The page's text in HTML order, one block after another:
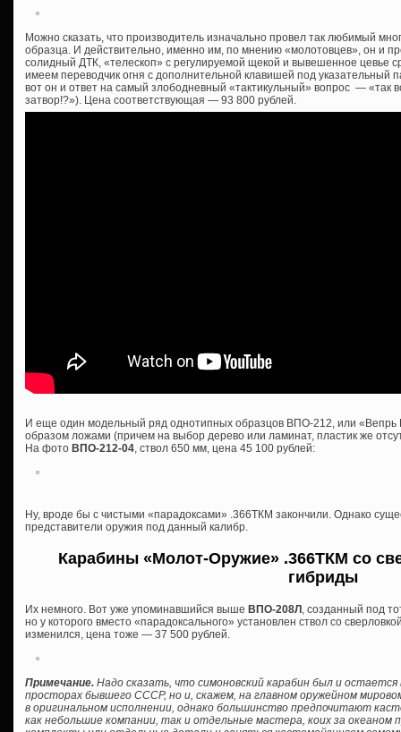
Можно сказать, что производитель изначально провел так любимый
образца. И действительно, именно им, по мнению «молотовцев», он и
солидный ДТК, «телескоп» с регулируемой щекой и вывешенное цевье
имеем переводчик огня с дополнительной клавишей под указательный
вот он и ответ на самый злободневный «тактикульный» вопрос — «так
затвор!?»). Цена соответствующая — 93 800 рублей.
И еще один модельный ряд однотипных образцов ВПО-212, или
образом ложами (причем на выбор дерево или ламинат, пластик же
На фото ВПО-212-04, ствол 650 мм, цена 45 100 рублей:
Ну, вроде бы с чистыми «парадоксами» .366ТКМ закончили. Однако
представители оружия под данный калибр.
Карабины «Молот-Оружие» .366ТКМ со
гибриды
Их немного. Вот уже упоминавшийся выше ВПО-208Л , созданный под
но у которого вместо «парадоксального» установлен ствол со
изменился, цена тоже — 37 500 рублей.
Примечание. Надо сказать, что симоновский карабин был и
просторах бывшего СССР, но и, скажем, на главном оружейном
в оригинальном исполнении, однако большинство предпочитают
как небольшие компании, так и отдельные мастера, коих за океаном